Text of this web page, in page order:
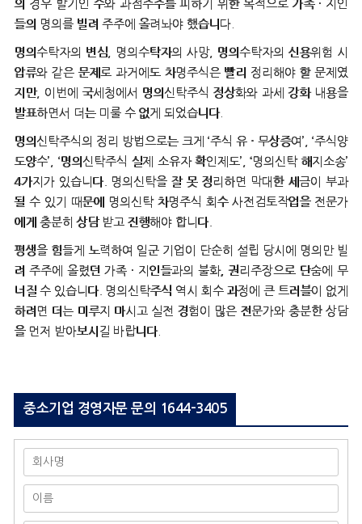
의 경우 발기인 수와 과점주주를 피하기 위한 목적으로 가족 · 지인
들의 명의를 빌려 주주에 올려놔야 했습니다.
명의수탁자의 변심, 명의수탁자의 사망, 명의수탁자의 신용위험 시
압류와 같은 문제로 과거에도 차명주식은 빨리 정리해야 할 문제였
지만, 이번에 국세청에서 명의신탁주식 정상화와 과세 강화 내용을
발표하면서 더는 미룰 수 없게 되었습니다.
명의신탁주식의 정리 방법으로는 크게 ‘주식 유 · 무상증여’, ‘주식양
도양수’, ‘명의신탁주식 실제 소유자 확인제도’, ‘명의신탁 해지소송’
4가지가 있습니다. 명의신탁을 잘 못 정리하면 막대한 세금이 부과
될 수 있기 때문에 명의신탁 차명주식 회수 사전검토작업을 전문가
에게 충분히 상담 받고 진행해야 합니다.
평생을 힘들게 노력하여 일군 기업이 단순히 설립 당시에 명의만 빌
려 주주에 올렸던 가족 · 지인들과의 불화, 권리주장으로 단숨에 무
너질 수 있습니다. 명의신탁주식 역시 회수 과정에 큰 트러블이 없게
하려면 더는 미루지 마시고 실전 경험이 많은 전문가와 충분한 상담
을 먼저 받아보시길 바랍니다.
중소기업 경영자문 문의 1644-3405